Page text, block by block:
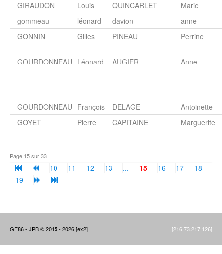
GIRAUDON
Louis QUINCARLET
Marie
gommeau
léonard davion
anne
GONNIN
Gilles PINEAU Perrine
GOURDONNEAU Léonard AUGIER Anne
GOURDONNEAU François DELAGE
Antoinette
GOYET
Pierre CAPITAINE Marguerite
Page 15 sur 33
10 11 12 13 ... 15 16 17
18
19
GE86 - JPB © 2015 - 2026 [ex2] [216.73.217.126]